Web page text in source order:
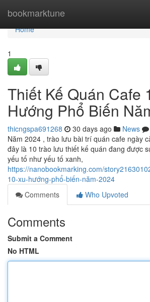
bookmarktune
Home
Home
1
Thiết Kế Quán Cafe
Hướng Phổ Biến
thicngspa691268 30 days ago News
Năm 2024 , trào lưu bài trí quán cafe ngày
đây là 10 trào lưu thiết kế quán đang được
yếu tố như yếu tố xanh,
https://nanobookmarking.com/
10-xu-hướng-phổ-biến-năm-2024
Comments
Who Upvoted
Comments
Submit a Comment
No HTML